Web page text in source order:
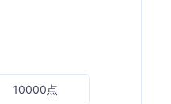
10000点